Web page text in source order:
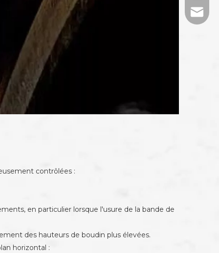
contrôlées :
en particulier lorsque l'usure de la bande de
des hauteurs de boudin plus élevées.
horizontal :
tj-